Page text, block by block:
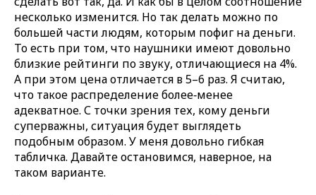
несколько изменится. Но так делать можно по
большей части людям, которым пофиг на деньги.
То есть при том, что наушники имеют довольно
близкие рейтинги по звуку, отличающиеся на 4%.
А при этом цена отличается в 5–6 раз. Я считаю,
что такое распределение более‑менее
адекватное. С точки зрения тех, кому деньги
суперважны, ситуация будет выглядеть
подобным образом. У меня довольно гибкая
табличка. Давайте остановимся, наверное, на
таком варианте.